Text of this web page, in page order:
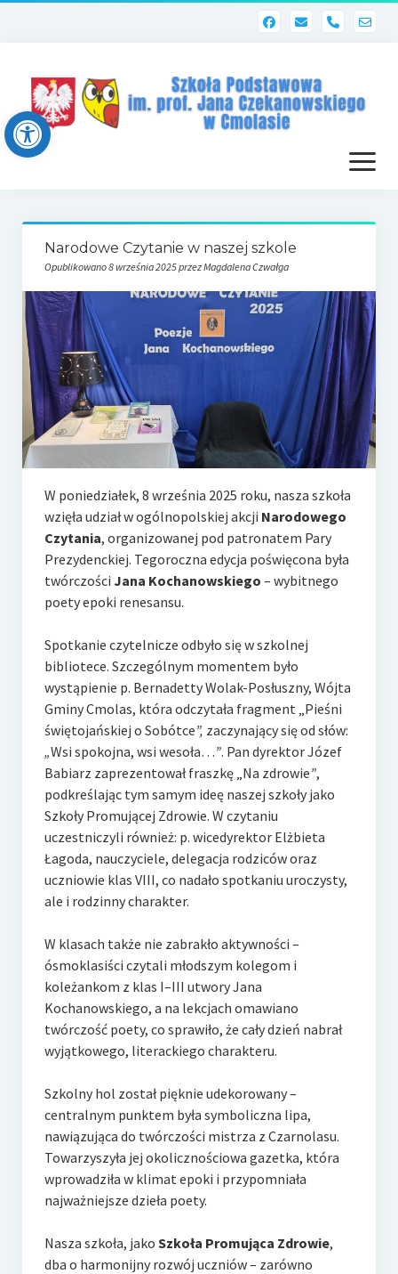
Open toolbar
phone
otwórz
menu
Dziennik elektroniczny (Librus)
Dla nauczycieli
Poczta szkolna
Dziennik elektroniczny
e-Rada
Logowanie
Narodowe Czytanie w naszej szkole
Opublikowano 8 września 2025 przez Magdalena Czwałga
W poniedziałek, 8 września 2025 roku, nasza szkoła
wzięła udział w ogólnopolskiej akcji Narodowego
Czytania, organizowanej pod patronatem Pary
Prezydenckiej. Tegoroczna edycja poświęcona była
twórczości Jana Kochanowskiego – wybitnego
poety epoki renesansu.
Spotkanie czytelnicze odbyło się w szkolnej
bibliotece. Szczególnym momentem było
wystąpienie p. Bernadetty Wolak-Posłuszny, Wójta
Gminy Cmolas, która odczytała fragment „Pieśni
świętojańskiej o Sobótce”, zaczynający się od słów:
„Wsi spokojna, wsi wesoła…”. Pan dyrektor Józef
Babiarz zaprezentował fraszkę „Na zdrowie”,
podkreślając tym samym ideę naszej szkoły jako
Szkoły Promującej Zdrowie. W czytaniu
uczestniczyli również: p. wicedyrektor Elżbieta
Łagoda, nauczyciele, delegacja rodziców oraz
uczniowie klas VIII, co nadało spotkaniu uroczysty,
ale i rodzinny charakter.
W klasach także nie zabrakło aktywności –
ósmoklasiści czytali młodszym kolegom i
koleżankom z klas I–III utwory Jana
Kochanowskiego, a na lekcjach omawiano
twórczość poety, co sprawiło, że cały dzień nabrał
wyjątkowego, literackiego charakteru.
Szkolny hol został pięknie udekorowany –
centralnym punktem była symboliczna lipa,
nawiązująca do twórczości mistrza z Czarnolasu.
Towarzyszyła jej okolicznościowa gazetka, która
wprowadziła w klimat epoki i przypomniała
najważniejsze dzieła poety.
Nasza szkoła, jako Szkoła Promująca Zdrowie,
dba o harmonijny rozwój uczniów – zarówno